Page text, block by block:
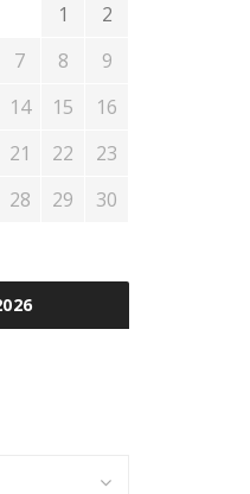
1
2
7 8
9
14 15
16
21 22
23
28 29
30